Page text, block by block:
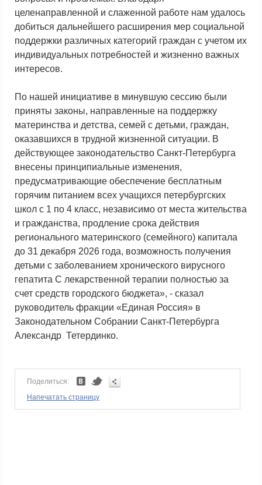
целенаправленной и слаженной работе нам удалось
добиться дальнейшего расширения мер социальной
поддержки различных категорий граждан с учетом их
индивидуальных потребностей и жизненно важных
интересов.
По нашей инициативе в минувшую сессию были
приняты законы, направленные на поддержку
материнства и детства, семей с детьми, граждан,
оказавшихся в трудной жизненной ситуации. В
действующее законодательство Санкт-Петербурга
внесены принципиальные изменения,
предусматривающие обеспечение бесплатным
горячим питанием всех учащихся петербургских
школ с 1 по 4 класс, независимо от места жительства
и гражданства, продление срока действия
регионального материнского (семейного) капитала
до 31 декабря 2026 года, возможность получения
детьми с заболеванием хронического вирусного
гепатита С лекарственной терапии полностью за
счет средств городского бюджета», - сказал
руководитель фракции «Единая Россия» в
Законодательном Собрании Санкт-Петербурга
Александр Тетердинко.
Поделиться:
Напечатать страницу